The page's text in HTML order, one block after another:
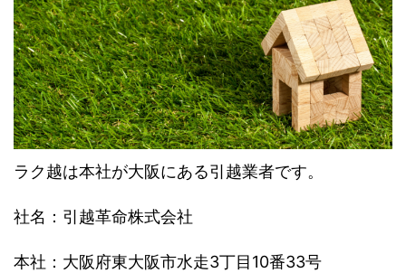
ラク越は本社が大阪にある引越業者です。
社名：引越革命株式会社
本社：大阪府東大阪市水走3丁目10番33号